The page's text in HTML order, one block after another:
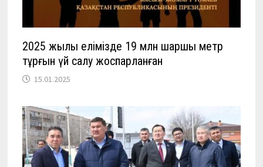
2025 жылы елімізде 19 млн шаршы метр
тұрғын үй салу жоспарланған
15.01.2025